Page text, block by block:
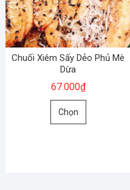
thể
được
chọn
trên
sản
phẩm
Chuối Xiêm Sấy Dẻo Phủ Mè
Dừa
67.000₫
Chọn
Sản